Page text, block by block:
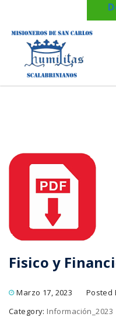
Fisico y
Marzo 17, 2023 Posted
Category: Información_2023